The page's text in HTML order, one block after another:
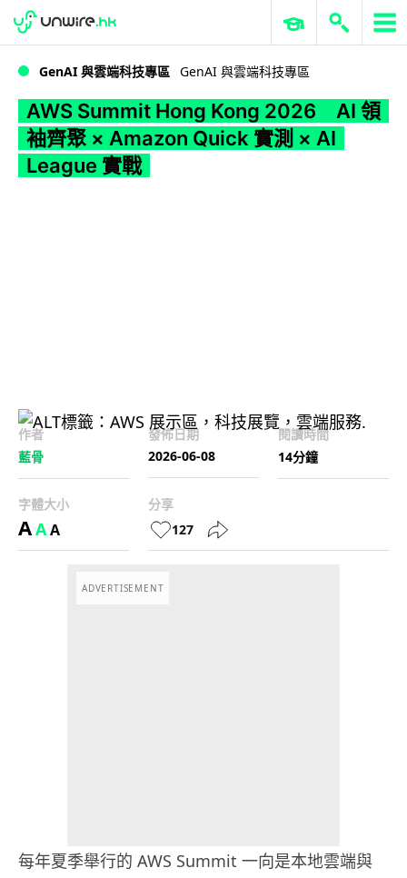
WWDC 2026 ERP 與商業 AI
GenAI 與雲端科技專區 GenAI 與雲端科技專區
AWS Summit Hong Kong 2026 AI 領
袖齊聚 × Amazon Quick 實測 × AI
League 實戰
作者
藍骨
發佈日期
2026-06-08
閱讀時間
14分鐘
字體大小
AAA
分享
127
ADVERTISEMENT
每年夏季舉行的 AWS Summit 一向是本地雲端與